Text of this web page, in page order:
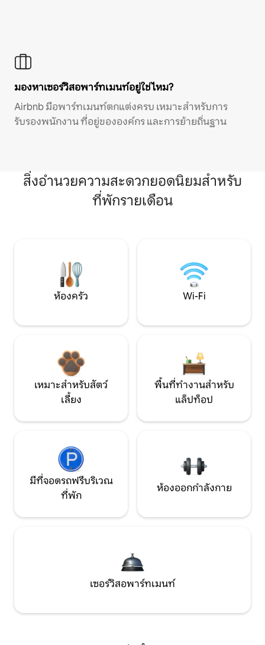
มองหาเซอร์วิสอพาร์ทเมนท์อยู่ใช่ไหม?
Airbnb มีอพาร์ทเมนท์ตกแต่งครบ เหมาะสำหรับการ
รับรองพนักงาน ที่อยู่ขององค์กร และการย้ายถิ่นฐาน
สิ่งอำนวยความสะดวกยอดนิยมสำหรับ
ที่พักรายเดือน
ห้องครัว Wi-Fi
เหมาะสำหรับสัตว์
เลี้ยง
พื้นที่ทำงานสำหรับ
แล็ปท็อป
มีที่จอดรถฟรีบริเวณ
ที่พัก
ห้องออกกำลังกาย
เซอร์วิสอพาร์ทเมนท์